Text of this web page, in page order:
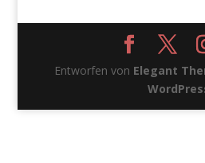
Entworfen von Elegant